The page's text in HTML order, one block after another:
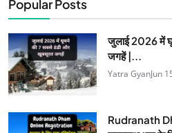
Popular Posts
जुलाई 2026 में
जगहें |...
Yatra GyanJun
Rudranath